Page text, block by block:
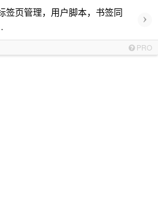
签页管理，用户脚本，书签同
›
PRO